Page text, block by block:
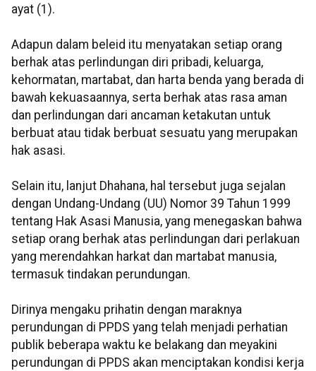
ayat (1).
Adapun dalam beleid itu menyatakan setiap orang
berhak atas perlindungan diri pribadi, keluarga,
kehormatan, martabat, dan harta benda yang berada di
bawah kekuasaannya, serta berhak atas rasa aman
dan perlindungan dari ancaman ketakutan untuk
berbuat atau tidak berbuat sesuatu yang merupakan
hak asasi.
Selain itu, lanjut Dhahana, hal tersebut juga sejalan
dengan Undang-Undang (UU) Nomor 39 Tahun 1999
tentang Hak Asasi Manusia, yang menegaskan bahwa
setiap orang berhak atas perlindungan dari perlakuan
yang merendahkan harkat dan martabat manusia,
termasuk tindakan perundungan.
Dirinya mengaku prihatin dengan maraknya
perundungan di PPDS yang telah menjadi perhatian
publik beberapa waktu ke belakang dan meyakini
perundungan di PPDS akan menciptakan kondisi kerja